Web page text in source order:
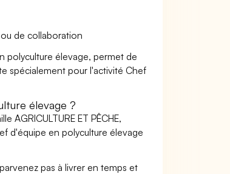
de collaboration
polyculture élevage, permet de
spécialement pour l'activité Chef
élevage ?
AGRICULTURE ET PÊCHE,
d'équipe en polyculture élevage
pas à livrer en temps et